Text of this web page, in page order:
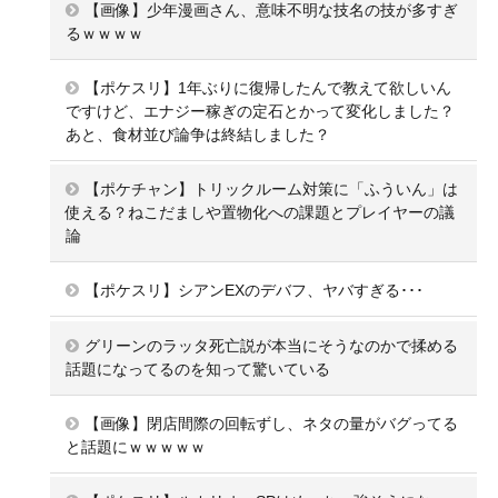
【画像】少年漫画さん、意味不明な技名の技が多すぎ
るｗｗｗｗ
【ポケスリ】1年ぶりに復帰したんで教えて欲しいん
ですけど、エナジー稼ぎの定石とかって変化しました？
あと、食材並び論争は終結しました？
【ポケチャン】トリックルーム対策に「ふういん」は
使える？ねこだましや置物化への課題とプレイヤーの議
論
【ポケスリ】シアンEXのデバフ、ヤバすぎる･･･
グリーンのラッタ死亡説が本当にそうなのかで揉める
話題になってるのを知って驚いている
【画像】閉店間際の回転ずし、ネタの量がバグってる
と話題にｗｗｗｗｗ